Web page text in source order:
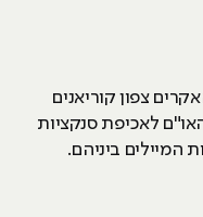
צפון קוריאנים
לאכיפת סנקציות
המיילים ביניהם.